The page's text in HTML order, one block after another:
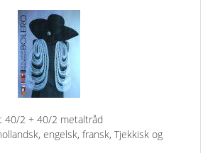
40/2 + 40/2 metaltråd
engelsk, fransk, Tjekkisk og